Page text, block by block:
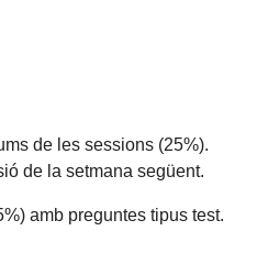
de les sessions (25%).
de la setmana següent.
amb preguntes tipus test.